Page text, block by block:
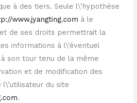
à des tiers. Seule l\’hypothèse
www.jyangting.com à le
de ses droits permettrait la
informations à l\’éventuel
son tour tenu de la même
et de modification des
du site
.